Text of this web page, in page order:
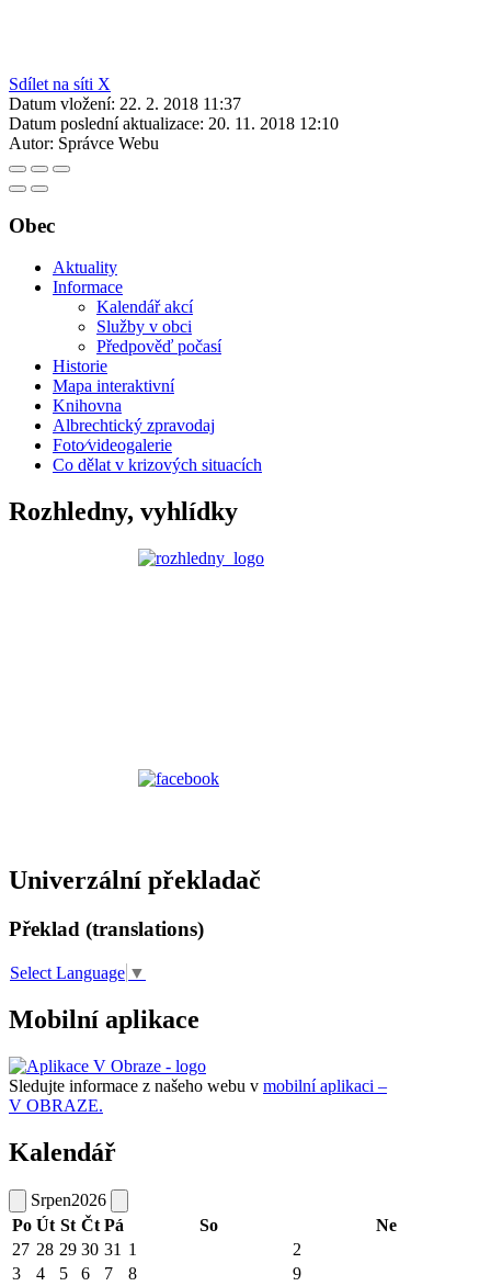
Sdílet na síti X
Datum vložení: 22. 2. 2018 11:37
Datum poslední aktualizace: 20. 11. 2018 12:10
Autor: Správce Webu
Obec
Aktuality
Informace
Kalendář akcí
Služby v obci
Předpověď počasí
Historie
Mapa interaktivní
Knihovna
Albrechtický zpravodaj
Foto⁄videogalerie
Co dělat v krizových situacích
Rozhledny, vyhlídky
Univerzální překladač
Překlad (translations)
Select Language ▼
Mobilní aplikace
Sledujte informace z našeho webu v mobilní aplikaci –
V OBRAZE.
Kalendář
Srpen2026
Po Út St Čt Pá So
Ne
27 28 29 30 31 1
2
3
4 5 6 7 8 9